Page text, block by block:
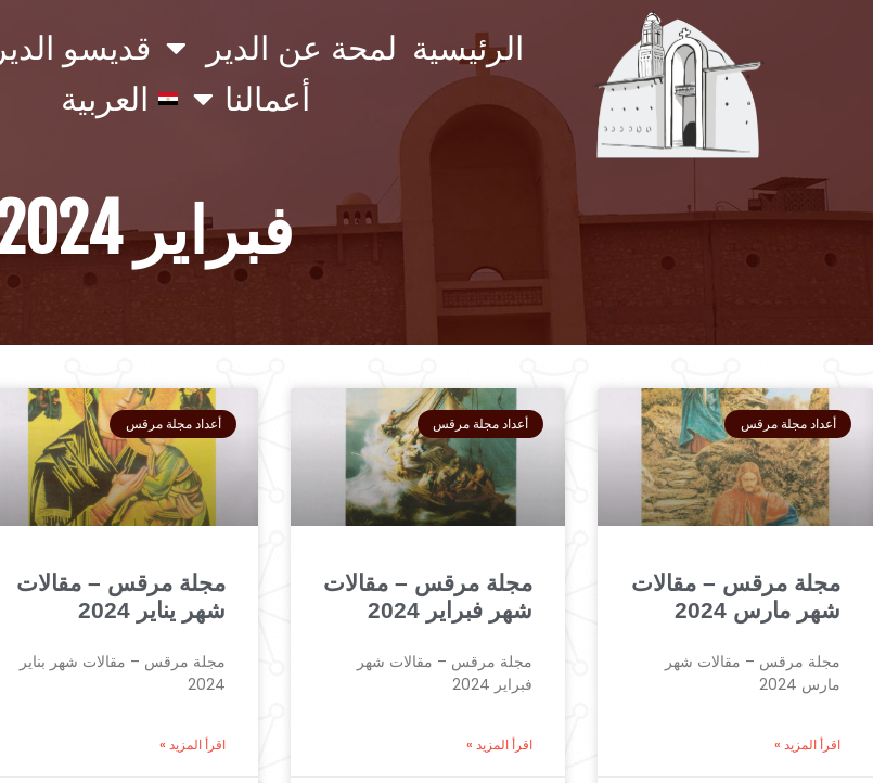
الرئيسية لمحة عن الدير قديسو الدير
أعمالنا
العربية
فبراير 2024
أعداد مجلة مرقس
مجلة مرقس – مقالات
شهر مارس 2024
مجلة مرقس – مقالات شهر
مارس 2024
اقرأ المزيد »
أعداد مجلة مرقس
مجلة مرقس – مقالات
شهر فبراير 2024
مجلة مرقس – مقالات شهر
فبراير 2024
اقرأ المزيد »
أعداد مجلة مرقس
مجلة مرقس – مقالات
شهر يناير 2024
مجلة مرقس – مقالات شهر بناير
2024
اقرأ المزيد »